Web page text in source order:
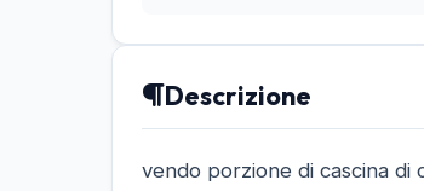
Descrizione
vendo porzione di cascina di